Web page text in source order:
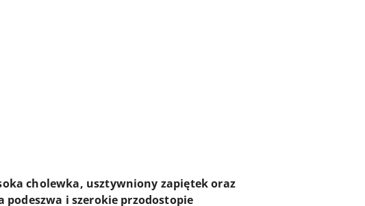
cholewka, usztywniony zapiętek oraz
podeszwa i szerokie przodostopie